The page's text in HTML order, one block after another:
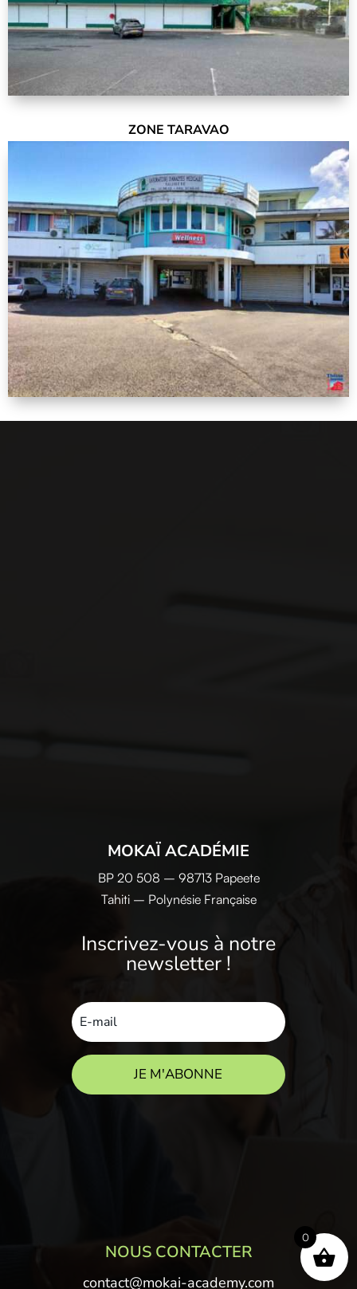
ZONE TARAVAO
MOKAÏ ACADÉMIE
BP 20 508 – 98713 Papeete
Tahiti – Polynésie Française
Inscrivez-vous à notre
newsletter !
JE M'ABONNE
NOUS CONTACTER
contact@mokai-academy.com
0